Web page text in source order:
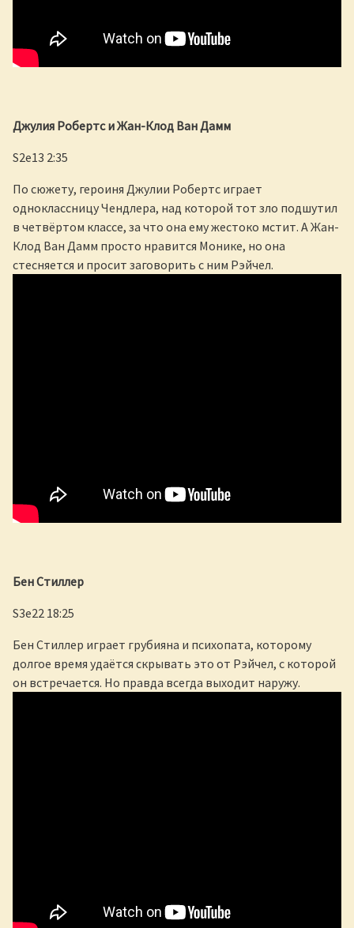
Джулия Робертс и Жан-Клод Ван Дамм
S2e13 2:35
По сюжету, героиня Джулии Робертс играет
одноклассницу Чендлера, над которой тот зло подшутил
в четвёртом классе, за что она ему жестоко мстит. А Жан-
Клод Ван Дамм просто нравится Монике, но она
стесняется и просит заговорить с ним Рэйчел.
Бен Стиллер
S3e22 18:25
Бен Стиллер играет грубияна и психопата, которому
долгое время удаётся скрывать это от Рэйчел, с которой
он встречается. Но правда всегда выходит наружу.